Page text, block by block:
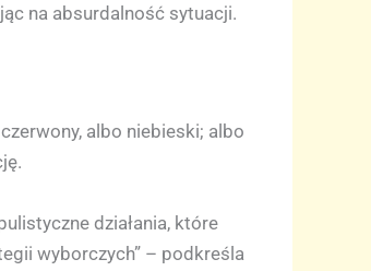
na absurdalność sytuacji.
albo niebieski; albo
działania, które
wyborczych” – podkreśla